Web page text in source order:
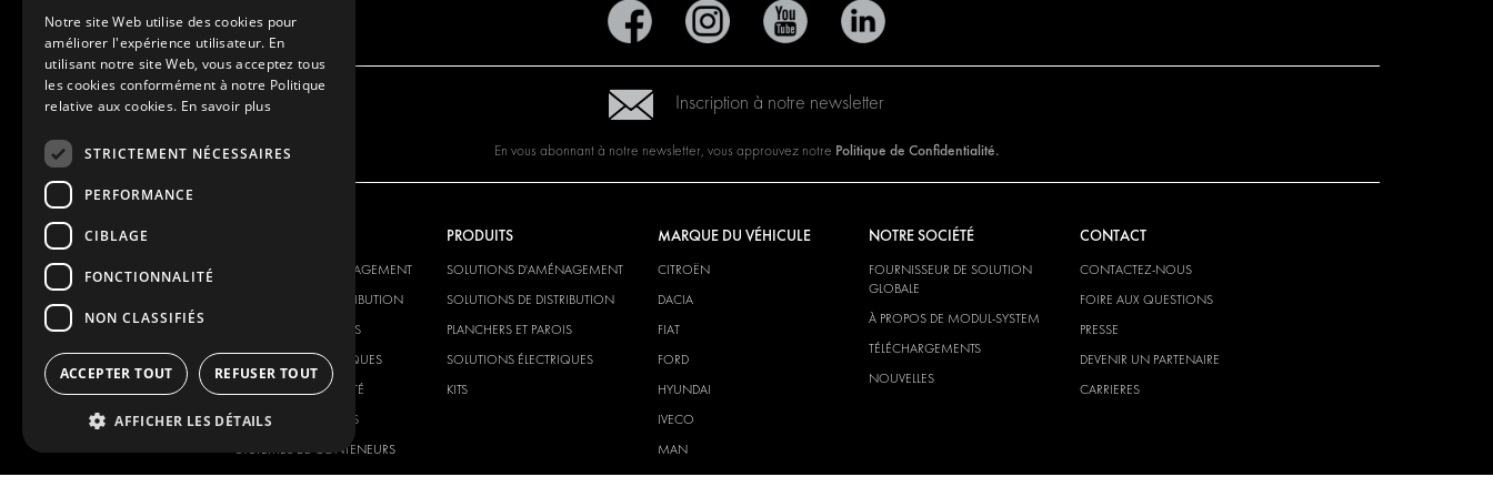
Inscription à notre newsletter
En vous abonnant à notre newsletter, vous approuvez notre Politique de Confidentialité.
SOLUTIONS D'AMÉNAGEMENT
SOLUTIONS DE DISTRIBUTION
PLANCHERS ET PAROIS
SOLUTIONS ÉLECTRIQUES
PRODUITS DE SÉCURITÉ
PRODUITS AUXILIAIRES
SYSTÈMES DE CONTENEURS
SOLUTIONS POUR ATELIER
PRODUITS
SOLUTIONS D'AMÉNAGEMENT
SOLUTIONS DE DISTRIBUTION
PLANCHERS ET PAROIS
SOLUTIONS ÉLECTRIQUES
KITS
MARQUE DU VÉHICULE
CITROËN
DACIA
FIAT
FORD
HYUNDAI
IVECO
MAN
MAXUS
NOTRE SOCIÉTÉ
FOURNISSEUR DE SOLUTION
GLOBALE
À PROPOS DE MODUL-SYSTEM
TÉLÉCHARGEMENTS
NOUVELLES
CONTACT
CONTACTEZ-NOUS
FOIRE AUX QUESTIONS
PRESSE
DEVENIR UN PARTENAIRE
CARRIERES
Notre site Web utilise des cookies pour
améliorer l'expérience utilisateur. En
utilisant notre site Web, vous acceptez tous
les cookies conformément à notre Politique
relative aux cookies. En savoir plus
STRICTEMENT NÉCESSAIRES
PERFORMANCE
CIBLAGE
FONCTIONNALITÉ
NON CLASSIFIÉS
ACCEPTER TOUT REFUSER TOUT
AFFICHER LES DÉTAILS